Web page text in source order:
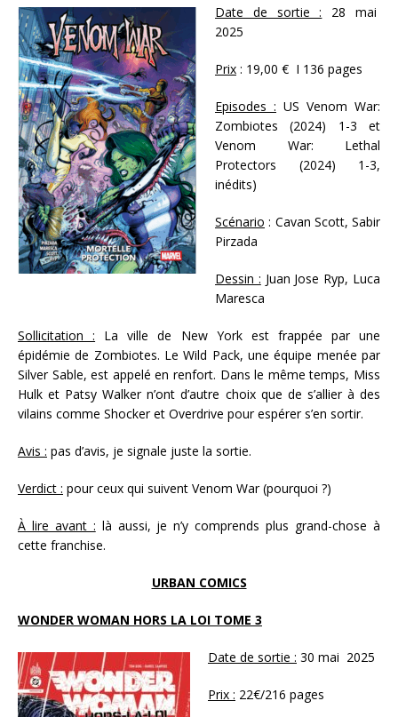
Date de sortie : 28 mai
2025
Prix : 19,00 € I 136 pages
Episodes : US Venom War:
Zombiotes (2024) 1-3 et
Venom War: Lethal
Protectors (2024) 1-3,
inédits)
Scénario : Cavan Scott, Sabir
Pirzada
Dessin : Juan Jose Ryp, Luca
Maresca
Sollicitation : La ville de New York est frappée par une
épidémie de Zombiotes. Le Wild Pack, une équipe menée par
Silver Sable, est appelé en renfort. Dans le même temps, Miss
Hulk et Patsy Walker n’ont d’autre choix que de s’allier à des
vilains comme Shocker et Overdrive pour espérer s’en sortir.
Avis : pas d’avis, je signale juste la sortie.
Verdict : pour ceux qui suivent Venom War (pourquoi ?)
À lire avant : là aussi, je n’y comprends plus grand-chose à
cette franchise.
URBAN COMICS
WONDER WOMAN HORS LA LOI TOME 3
Date de sortie : 30 mai 2025
Prix : 22€/216 pages